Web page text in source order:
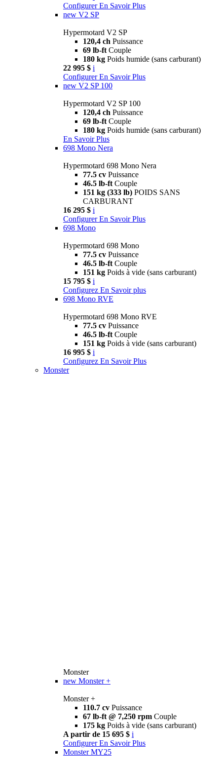
Configurer En Savoir Plus
new V2 SP
Hypermotard V2 SP
120,4 ch Puissance
69 lb-ft Couple
180 kg Poids humide (sans carburant)
22 995 $ i
Configurer En Savoir Plus
new V2 SP 100
Hypermotard V2 SP 100
120,4 ch Puissance
69 lb-ft Couple
180 kg Poids humide (sans carburant)
En Savoir Plus
698 Mono Nera
Hypermotard 698 Mono Nera
77.5 cv Puissance
46.5 lb-ft Couple
151 kg (333 lb) POIDS SANS
CARBURANT
16 295 $ i
Configurer En Savoir Plus
698 Mono
Hypermotard 698 Mono
77.5 cv Puissance
46.5 lb-ft Couple
151 kg Poids à vide (sans carburant)
15 795 $ i
Configurez En Savoir plus
698 Mono RVE
Hypermotard 698 Mono RVE
77.5 cv Puissance
46.5 lb-ft Couple
151 kg Poids à vide (sans carburant)
16 995 $ i
Configurez En Savoir Plus
Monster
Monster
new Monster +
Monster +
110.7 cv Puissance
67 lb-ft @ 7,250 rpm Couple
175 kg Poids à vide (sans carburant)
A partir de 15 695 $ i
Configurer En Savoir Plus
Monster MY25